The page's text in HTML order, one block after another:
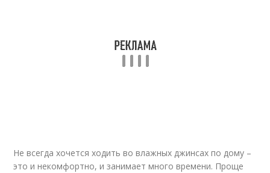
Не всегда хочется ходить во влажных джинсах по дому –
это и некомфортно, и занимает много времени. Проще